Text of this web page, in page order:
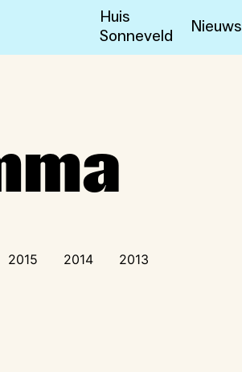
Huis
Sonneveld
Nieuws
2015 2014 2013